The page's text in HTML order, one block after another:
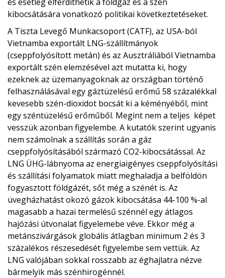
kibocsátására vonatkozó politikai következtetéseket.
A Tiszta Levegő Munkacsoport (CATF), az USA-ból
Vietnamba exportált LNG-szállítmányok
(cseppfolyósított metán) és az Ausztráliából Vietnamba
exportált szén elemzésével azt mutatta ki, hogy
ezeknek az üzemanyagoknak az országban történő
felhasználásával egy gáztüzelésű erőmű 58 százalékkal
kevesebb szén-dioxidot bocsát ki a kéményéből, mint
egy széntüzelésű erőműből. Megint nem a teljes képet
vesszük azonban figyelembe. A kutatók szerint ugyanis
nem számolnak a szállítás során a gáz
cseppfolyósításából származó CO2-kibocsátással. Az
LNG ÜHG-lábnyoma az energiaigényes cseppfolyósítási
és szállítási folyamatok miatt meghaladja a belföldön
fogyasztott földgázét, sőt még a szénét is. Az
üvegházhatást okozó gázok kibocsátása 44-100 %-al
magasabb a hazai termelésű szénnél egy átlagos
hajózási útvonalat figyelemebe véve. Ekkor még a
metánszivárgások globális átlagban minimum 2 és 3
százalékos részesedését figyelembe sem vettük. Az
LNG valójában sokkal rosszabb az éghajlatra nézve
bármelyik más szénhirogénnél.